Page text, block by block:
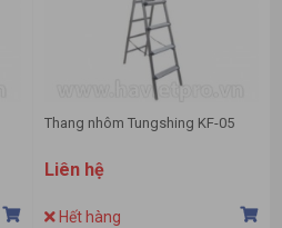
Thang nhôm Tungshing KF-05
Liên hệ
Hết hàng